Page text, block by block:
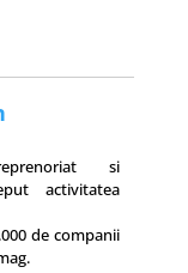
si
activitatea
de companii